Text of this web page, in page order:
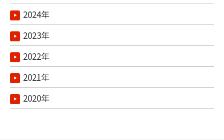
2024年
2023年
2022年
2021年
2020年